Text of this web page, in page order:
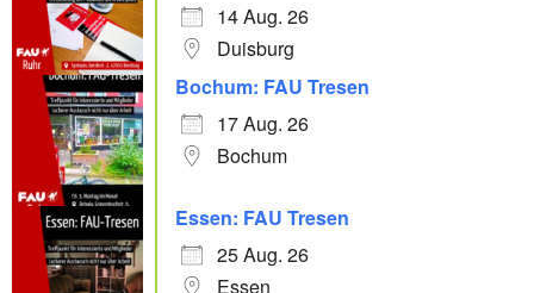
14 Aug. 26
Duisburg
Bochum: FAU Tresen
17 Aug. 26
Bochum
Essen: FAU Tresen
25 Aug. 26
Essen